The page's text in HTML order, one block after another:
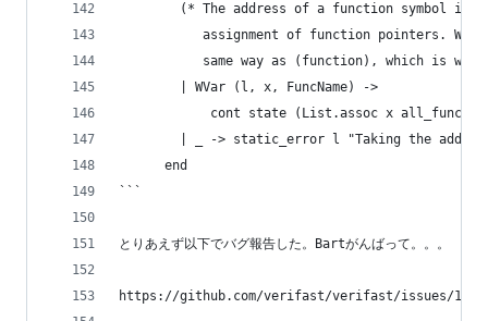
(* The address of a function symbol is
assignment of function pointers. We
same way as (function), which is
        | WVar (l, x, FuncName) ->
cont state (List.assoc x
| _ -> static_error l "Taking the
      end
```
とりあえず以下でバグ報告した。Bartがんばって。。。
https://github.com/verifast/verifast/issues/146